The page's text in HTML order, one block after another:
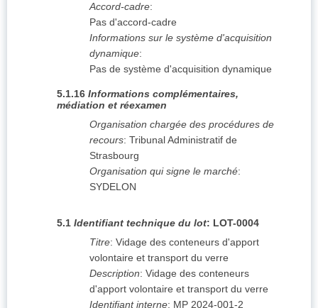
Accord-cadre:
Pas d'accord-cadre
Informations sur le système d'acquisition
dynamique:
Pas de système d'acquisition dynamique
5.1.16 Informations complémentaires,
médiation et réexamen
Organisation chargée des procédures de
recours: Tribunal Administratif de
Strasbourg
Organisation qui signe le marché:
SYDELON
5.1 Identifiant technique du lot: LOT-0004
Titre: Vidage des conteneurs d'apport
volontaire et transport du verre
Description: Vidage des conteneurs
d'apport volontaire et transport du verre
Identifiant interne: MP 2024-001-2